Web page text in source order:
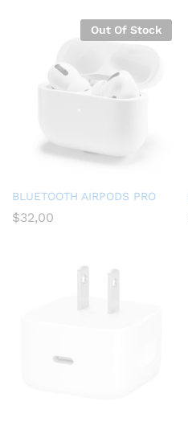
Out Of Stock
BLUETOOTH AIRPODS PRO
$32,00